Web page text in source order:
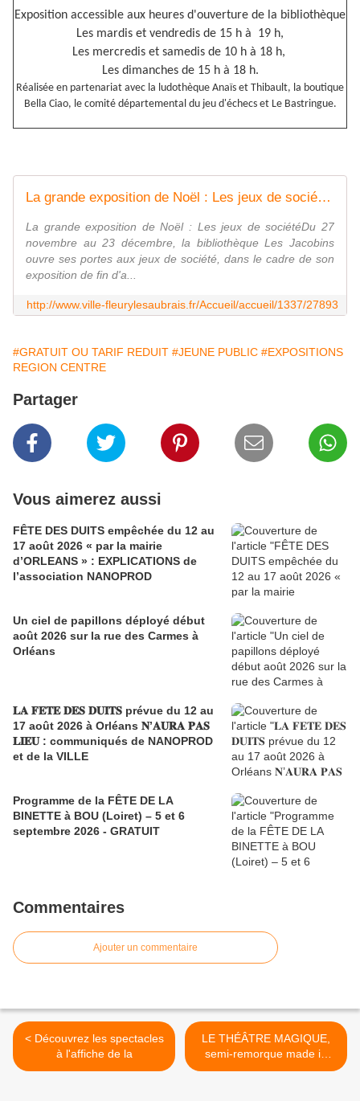
Exposition accessible aux heures d'ouverture de la bibliothèque
Les mardis et vendredis de 15 h à 19 h,
Les mercredis et samedis de 10 h à 18 h,
Les dimanches de 15 h à 18 h.
Réalisée en partenariat avec la ludothèque Anaïs et Thibault, la boutique
Bella Ciao, le comité départemental du jeu d'échecs et Le Bastringue.
La grande exposition de Noël : Les jeux de sociétéDu 27 novembre au 23 décembre, la bibliothèque Les Jacobins ouvre ses portes aux jeux de société, dans le cadre de son exposition de fin d'année !
La grande exposition de Noël : Les jeux de sociétéDu 27
novembre au 23 décembre, la bibliothèque Les Jacobins
ouvre ses portes aux jeux de société, dans le cadre de son
exposition de fin d'a...
http://www.ville-fleurylesaubrais.fr/Accueil/accueil/1337/27893
#GRATUIT OU TARIF REDUIT #JEUNE PUBLIC #EXPOSITIONS
REGION CENTRE
Partager
Vous aimerez aussi
FÊTE DES DUITS empêchée du 12 au
17 août 2026 « par la mairie
d’ORLEANS » : EXPLICATIONS de
l’association NANOPROD
Un ciel de papillons déployé début
août 2026 sur la rue des Carmes à
Orléans
𝐋𝐀 𝐅𝐄𝐓𝐄 𝐃𝐄𝐒 𝐃𝐔𝐈𝐓𝐒 prévue du 12 au
17 août 2026 à Orléans 𝐍’𝐀𝐔𝐑𝐀 𝐏𝐀𝐒
𝐋𝐈𝐄𝐔 : communiqués de NANOPROD
et de la VILLE
Programme de la FÊTE DE LA
BINETTE à BOU (Loiret) – 5 et 6
septembre 2026 - GRATUIT
Commentaires
Ajouter un commentaire
< Découvrez les spectacles
à l'affiche de la
LE THÉÂTRE MAGIQUE,
semi-remorque made in
Centre transformée en salle